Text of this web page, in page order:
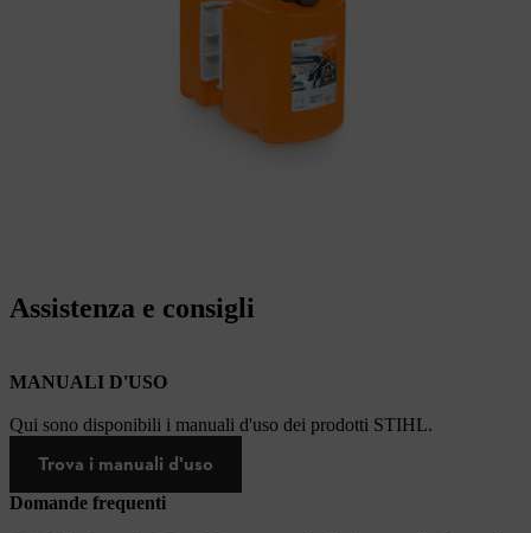
Assistenza e consigli
MANUALI D'USO
Qui sono disponibili i manuali d'uso dei prodotti STIHL.
Trova i manuali d'uso
Domande frequenti